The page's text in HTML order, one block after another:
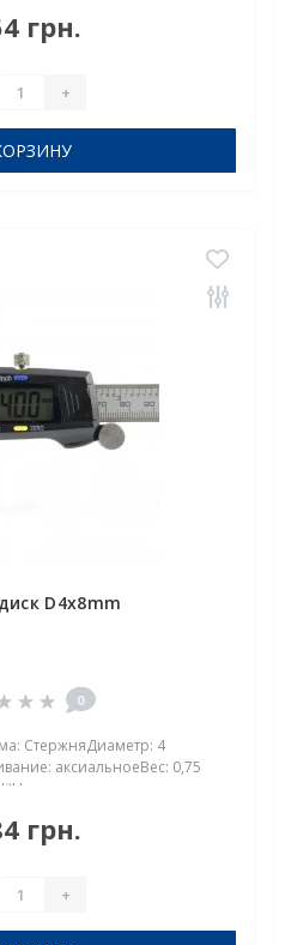
магнит пруток
грн.
+
D4x8mm
0
СтержняДиаметр: 4
аксиальноеВес: 0,75
диск D 4х8 мм — компактный
грн.
+